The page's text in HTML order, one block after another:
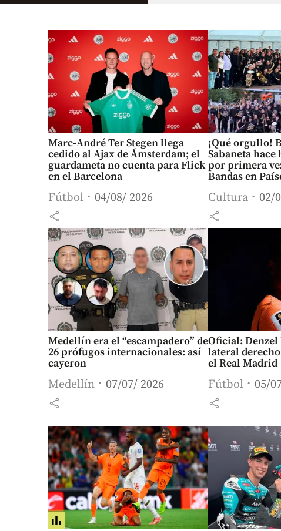
Marc-André Ter Stegen llega
cedido al Ajax de Ámsterdam; el
guardameta no cuenta para Flick
en el Barcelona
Fútbol 04/08/ 2026
share
¡Qué orgullo!
Sabaneta
por primera
Bandas en
Cultura 02/
share
Medellín era el “escampadero” de
26 prófugos internacionales: así
cayeron
Medellín 07/07/ 2026
share
Oficial:
lateral
el Real Madrid
Fútbol 05/
share